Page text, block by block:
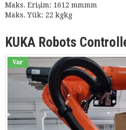
Maks. Erişim: 1612 mmmm
Maks. Yük: 22 kgkg
KUKA Robots
Var